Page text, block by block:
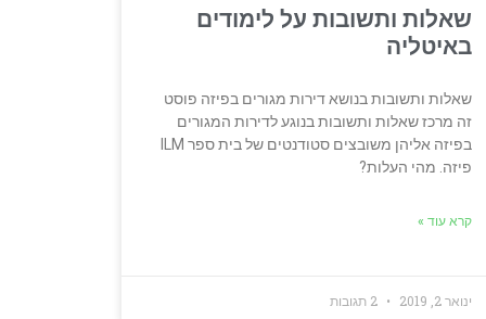
שאלות ותשובות על לימודים
באיטליה
שאלות ותשובות בנושא דירות מגורים בפיזה פוסט
זה מרכז שאלות ותשובות בנוגע לדירות המגורים
בפיזה אליהן משובצים סטודנטים של בית ספר ILM
פיזה. מהי העלות?
קרא עוד »
ינואר 2, 2019